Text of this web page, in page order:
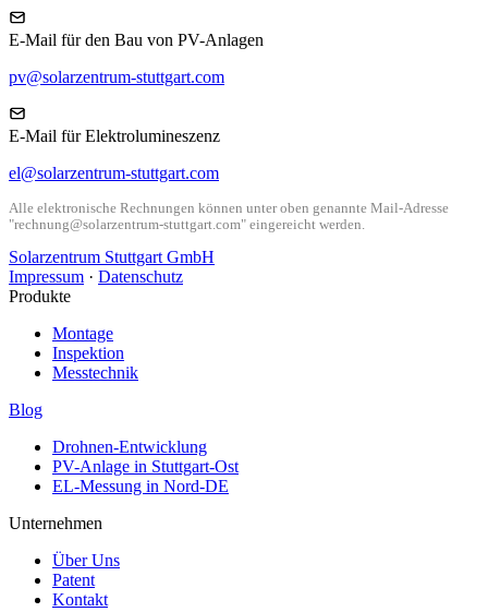
E-Mail für den Bau von PV-Anlagen
pv@solarzentrum-stuttgart.com
E-Mail für Elektrolumineszenz
el@solarzentrum-stuttgart.com
Alle elektronische Rechnungen können unter oben genannte Mail-Adresse
"rechnung@solarzentrum-stuttgart.com" eingereicht werden.
Solarzentrum Stuttgart GmbH
Impressum · Datenschutz
Produkte
Montage
Inspektion
Messtechnik
Blog
Drohnen-Entwicklung
PV-Anlage in Stuttgart-Ost
EL-Messung in Nord-DE
Unternehmen
Über Uns
Patent
Kontakt